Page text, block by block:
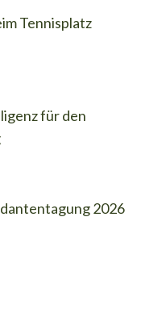
Tennisplatz
für den
2026